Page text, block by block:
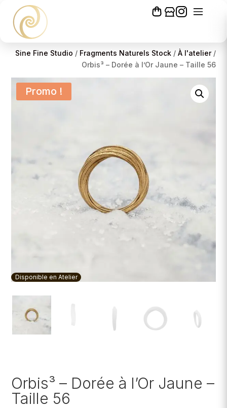
Sine Fine Studio / Fragments Naturels Stock/ À l'atelier/
Orbis³ – Dorée à l’Or Jaune – Taille 56
Promo !
Disponible en Atelier
Orbis³ – Dorée à l’Or Jaune –
Taille 56